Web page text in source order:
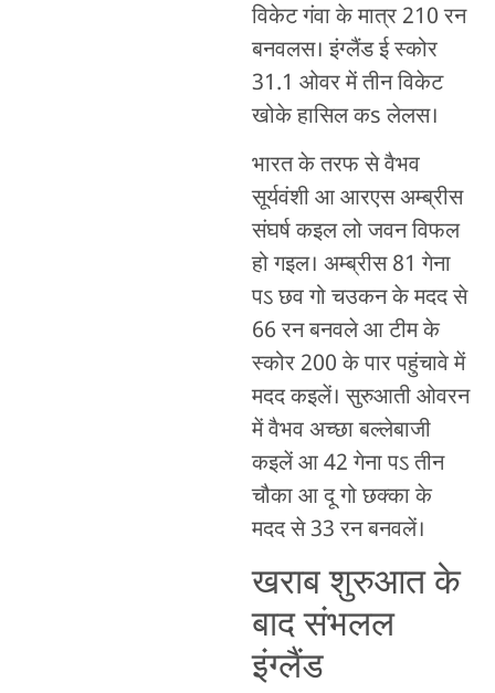
विकेट गंवा के मात्र 210 रन
बनवलस। इंग्लैंड ई स्कोर
31.1 ओवर में तीन विकेट
खोके हासिल कs लेलस।
भारत के तरफ से वैभव
सूर्यवंशी आ आरएस अम्ब्रीस
संघर्ष कइल लो जवन विफल
हो गइल। अम्ब्रीस 81 गेना
पऽ छव गो चउकन के मदद से
66 रन बनवले आ टीम के
स्कोर 200 के पार पहुंचावे में
मदद कइलें। सुरुआती ओवरन
में वैभव अच्छा बल्लेबाजी
कइलें आ 42 गेना पऽ तीन
चौका आ दू गो छक्का के
मदद से 33 रन बनवलें।
खराब शुरुआत के
बाद संभलल
इंग्लैंड